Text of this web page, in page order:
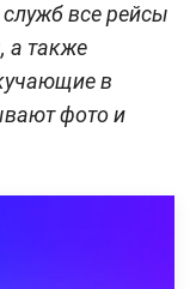
все рейсы
а также
в
фото и